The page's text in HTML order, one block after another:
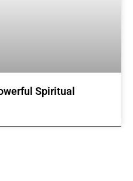
Spiritual